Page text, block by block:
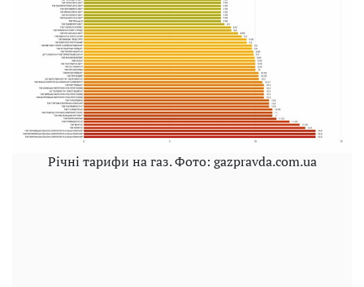
Річні тарифи на газ. Фото: gazpravda.com.ua